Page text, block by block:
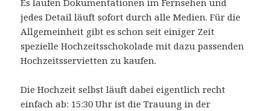
Es laufen Dokumentationen im Fernsehen und
jedes Detail läuft sofort durch alle Medien. Für die
Allgemeinheit gibt es schon seit einiger Zeit
spezielle Hochzeitsschokolade mit dazu passenden
Hochzeitsservietten zu kaufen.
Die Hochzeit selbst läuft dabei eigentlich recht
einfach ab: 15:30 Uhr ist die Trauung in der